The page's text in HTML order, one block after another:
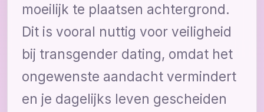
moeilijk te plaatsen achtergrond.
Dit is vooral nuttig voor veiligheid
bij transgender dating, omdat het
ongewenste aandacht vermindert
en je dagelijks leven gescheiden